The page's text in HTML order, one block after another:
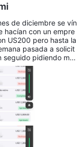
de diciembre se vín
hacían con un empre
US200 pero hasta la
pasada a solicit
seguido pidiendo má
que hoy le debía ll
que el dinero está
debe pagar otro
lo que invertio y lo
la cuenta con ellos s
consigne. Adjunto e
hizo. Agradezco su a